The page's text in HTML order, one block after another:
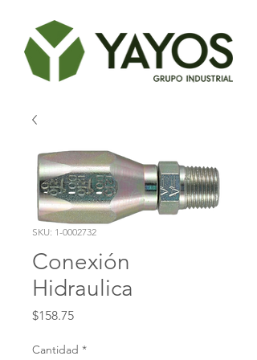
SKU: 1-0002732
Conexión
Hidraulica
$158.75Precio
Cantidad *